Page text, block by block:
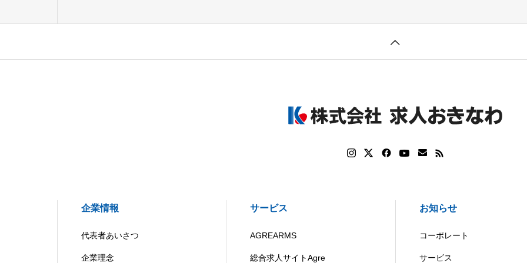
企業情報
代表者あいさつ
企業理念
サービス
AGREARMS
総合求人サイトAgre
お知らせ
コーポレート
サービス